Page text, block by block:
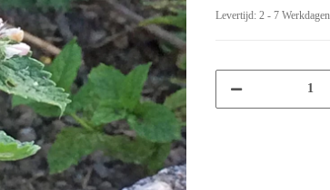
Levertijd: 2 - 7 Werkdagen